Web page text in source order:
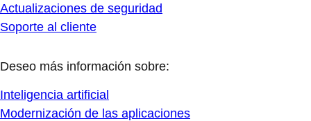
Actualizaciones de seguridad
Soporte al cliente
Deseo más información sobre:
Inteligencia artificial
Modernización de las aplicaciones